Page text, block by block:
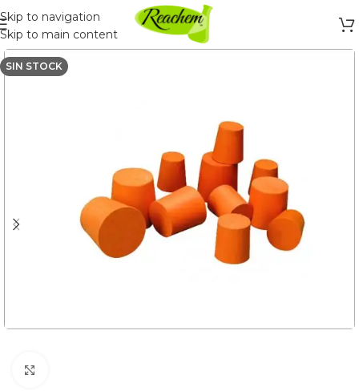
Skip to navigation
Skip to main content
SIN STOCK